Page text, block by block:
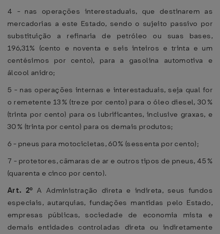
4 - nas operações interestaduais, que destinarem as
mercadorias a este Estado, sendo o sujeito passivo por
substituição a refinaria de petróleo ou suas bases,
196,31% (cento e noventa e seis inteiros e trinta e um
centésimos por cento), para a gasolina automotiva e
álcool anidro;
5 - nas operações internas e interestaduais, seja qual for
o remetente 13% (treze por cento) para o óleo diesel, 30%
(trinta por cento) para os lubrificantes, inclusive graxas, e
30% (trinta por cento) para os demais produtos;
6 - pneus para motocicletas, 60% (sessenta por cento);
7 - protetores, câmaras de ar e outros tipos de pneus, 45%
(quarenta e cinco por cento).
Art. 2º A Administração direta e indireta, seus fundos
especiais, autarquias, fundações mantidas pelo Estado,
empresas públicas, sociedade de economia mista e
demais entidades controladas direta ou indiretamente